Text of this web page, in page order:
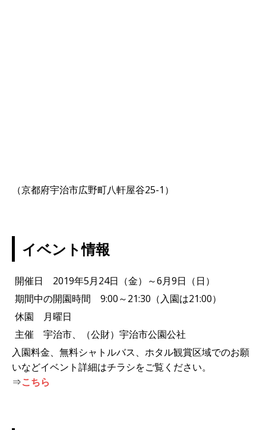
（京都府宇治市広野町八軒屋谷25-1）
イベント情報
開催日 2019年5月24日（金）～6月9日（日）
期間中の開園時間 9:00～21:30（入園は21:00）
休園 月曜日
主催 宇治市、（公財）宇治市公園公社
入園料金、無料シャトルバス、ホタル観賞区域でのお願
いなどイベント詳細はチラシをご覧ください。
⇒こちら